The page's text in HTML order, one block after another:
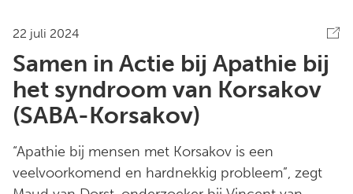
22 juli 2024
Samen in Actie bij Apathie bij
het syndroom van Korsakov
(SABA-Korsakov)
“Apathie bij mensen met Korsakov is een
veelvoorkomend en hardnekkig probleem”, zegt